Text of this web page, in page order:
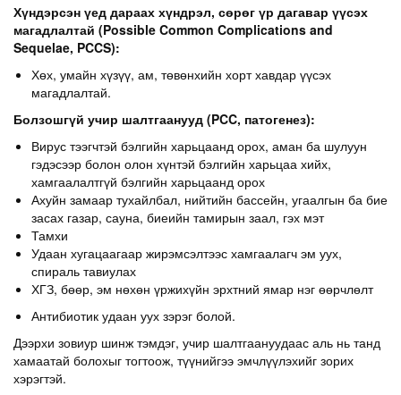
Хүндэрсэн үед дараах хүндрэл, сөрөг үр дагавар үүсэх
магадлалтай (Possible Common Complications and
Sequelae, PCCS):
Хөх, умайн хүзүү, ам, төвөнхийн хорт хавдар үүсэх
магадлалтай.
Болзошгүй учир шалтгаанууд (PCC, патогенез):
Вирус тээгчтэй бэлгийн харьцаанд орох, аман ба шулуун
гэдэсээр болон олон хүнтэй бэлгийн харьцаа хийх,
хамгаалалтгүй бэлгийн харьцаанд орох
Ахуйн замаар тухайлбал, нийтийн бассейн, угаалгын ба бие
засах газар, сауна, биеийн тамирын заал, гэх мэт
Тамхи
Удаан хугацаагаар жирэмсэлтээс хамгаалагч эм уух,
спираль тавиулах
ХГЗ, бөөр, эм нөхөн үржихүйн эрхтний ямар нэг өөрчлөлт
Антибиотик удаан уух зэрэг болой.
Дээрхи зовиур шинж тэмдэг, учир шалтгаануудаас аль нь танд
хамаатай болохыг тогтоож, түүнийгээ эмчлүүлэхийг зорих
хэрэгтэй.